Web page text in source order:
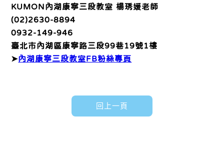
KUMON內湖康寧三段教室 楊琇媛老師
(02)2630-8894
0932-149-946
臺北市內湖區康寧路三段99巷19號1樓
➤內湖康寧三段教室FB粉絲專頁